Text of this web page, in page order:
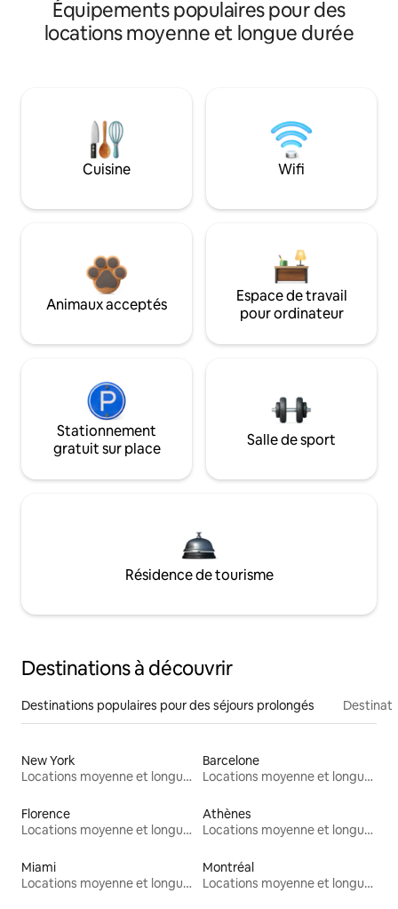
Équipements populaires pour des
locations moyenne et longue durée
Cuisine Wifi
Animaux acceptés
Espace de travail
pour ordinateur
Stationnement
gratuit sur place
Salle de sport
Résidence de tourisme
Destinations à découvrir
Destinations populaires pour des séjours prolongés
New York
Locations moyenne et longue durée
Barcelone
Locations moyenne et longue durée
Florence
Locations moyenne et longue durée
Athènes
Locations moyenne et longue durée
Miami
Locations moyenne et longue durée
Montréal
Locations moyenne et longue durée